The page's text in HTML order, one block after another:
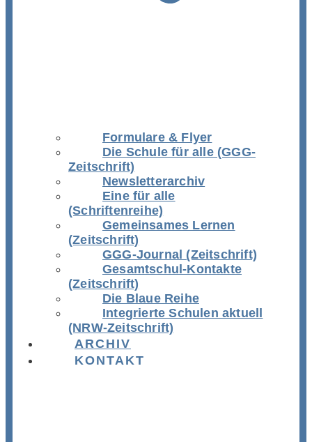
Formulare & Flyer
Die Schule für alle (GGG-
Zeitschrift)
Newsletterarchiv
Eine für alle
(Schriftenreihe)
Gemeinsames Lernen
(Zeitschrift)
GGG-Journal (Zeitschrift)
Gesamtschul-Kontakte
(Zeitschrift)
Die Blaue Reihe
Integrierte Schulen aktuell
(NRW-Zeitschrift)
ARCHIV
KONTAKT